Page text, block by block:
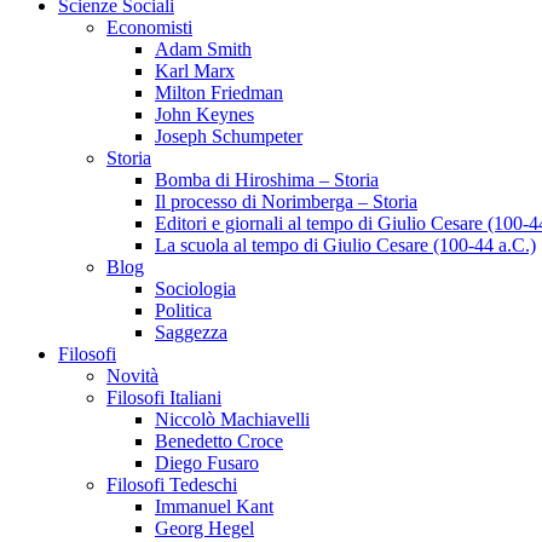
Scienze Sociali
Economisti
Adam Smith
Karl Marx
Milton Friedman
John Keynes
Joseph Schumpeter
Storia
Bomba di Hiroshima – Storia
Il processo di Norimberga – Storia
Editori e giornali al tempo di Giulio Cesare (100-
La scuola al tempo di Giulio Cesare (100-44 a.C.)
Blog
Sociologia
Politica
Saggezza
Filosofi
Novità
Filosofi Italiani
Niccolò Machiavelli
Benedetto Croce
Diego Fusaro
Filosofi Tedeschi
Immanuel Kant
Georg Hegel